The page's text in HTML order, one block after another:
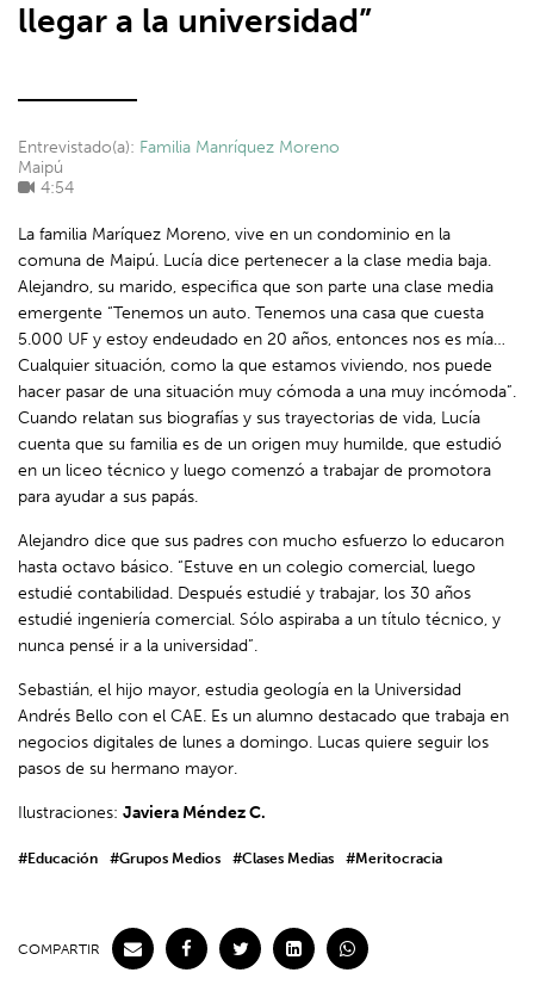
llegar a la universidad”
Entrevistado(a): Familia Manríquez Moreno
Maipú
4:54
La familia Maríquez Moreno, vive en un condominio en la
comuna de Maipú. Lucía dice pertenecer a la clase media baja.
Alejandro, su marido, especifica que son parte una clase media
emergente “Tenemos un auto. Tenemos una casa que cuesta
5.000 UF y estoy endeudado en 20 años, entonces nos es mía…
Cualquier situación, como la que estamos viviendo, nos puede
hacer pasar de una situación muy cómoda a una muy incómoda”.
Cuando relatan sus biografías y sus trayectorias de vida, Lucía
cuenta que su familia es de un origen muy humilde, que estudió
en un liceo técnico y luego comenzó a trabajar de promotora
para ayudar a sus papás.
Alejandro dice que sus padres con mucho esfuerzo lo educaron
hasta octavo básico. “Estuve en un colegio comercial, luego
estudié contabilidad. Después estudié y trabajar, los 30 años
estudié ingeniería comercial. Sólo aspiraba a un título técnico, y
nunca pensé ir a la universidad”.
Sebastián, el hijo mayor, estudia geología en la Universidad
Andrés Bello con el CAE. Es un alumno destacado que trabaja en
negocios digitales de lunes a domingo. Lucas quiere seguir los
pasos de su hermano mayor.
Ilustraciones: Javiera Méndez C.
#Educación #Grupos Medios #Clases Medias #Meritocracia
COMPARTIR